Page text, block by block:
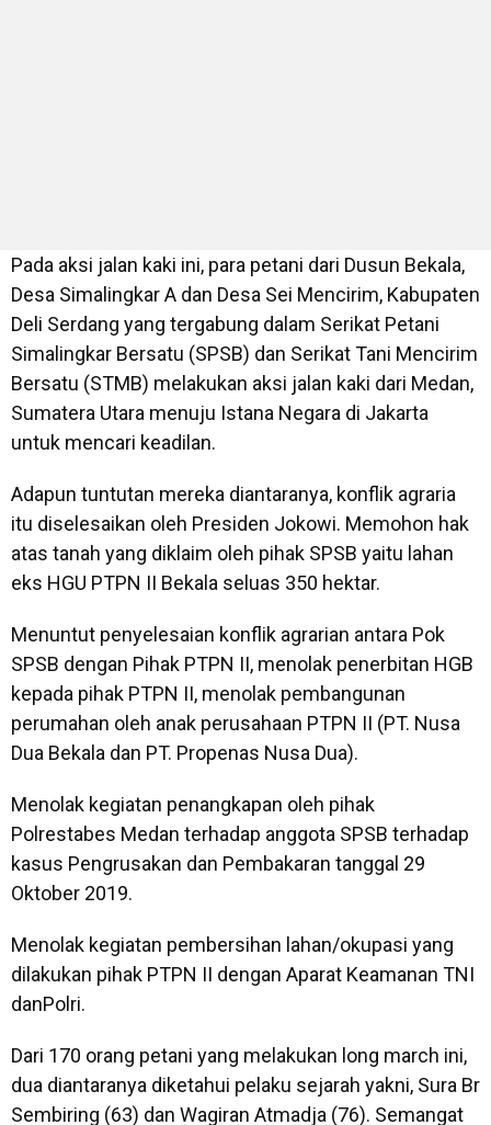
Pada aksi jalan kaki ini, para petani dari Dusun Bekala,
Desa Simalingkar A dan Desa Sei Mencirim, Kabupaten
Deli Serdang yang tergabung dalam Serikat Petani
Simalingkar Bersatu (SPSB) dan Serikat Tani Mencirim
Bersatu (STMB) melakukan aksi jalan kaki dari Medan,
Sumatera Utara menuju Istana Negara di Jakarta
untuk mencari keadilan.
Adapun tuntutan mereka diantaranya, konflik agraria
itu diselesaikan oleh Presiden Jokowi. Memohon hak
atas tanah yang diklaim oleh pihak SPSB yaitu lahan
eks HGU PTPN II Bekala seluas 350 hektar.
Menuntut penyelesaian konflik agrarian antara Pok
SPSB dengan Pihak PTPN II, menolak penerbitan HGB
kepada pihak PTPN II, menolak pembangunan
perumahan oleh anak perusahaan PTPN II (PT. Nusa
Dua Bekala dan PT. Propenas Nusa Dua).
Menolak kegiatan penangkapan oleh pihak
Polrestabes Medan terhadap anggota SPSB terhadap
kasus Pengrusakan dan Pembakaran tanggal 29
Oktober 2019.
Menolak kegiatan pembersihan lahan/okupasi yang
dilakukan pihak PTPN II dengan Aparat Keamanan TNI
danPolri.
Dari 170 orang petani yang melakukan long march ini,
dua diantaranya diketahui pelaku sejarah yakni, Sura Br
Sembiring (63) dan Wagiran Atmadja (76). Semangat